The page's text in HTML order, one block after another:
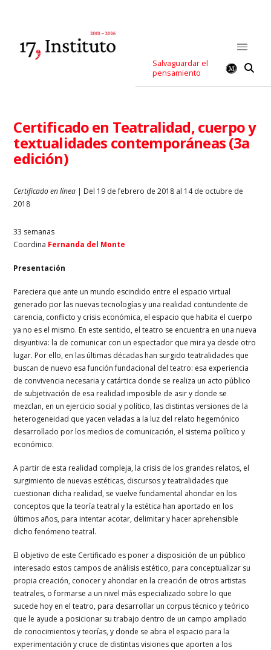
Salvaguardar el
pensamiento
Certificado en Teatralidad, cuerpo y
textualidades contemporáneas (3a
edición)
Certificado en línea | Del 19 de febrero de 2018 al 14 de octubre de
2018
33 semanas
Coordina Fernanda del Monte
Presentación
Pareciera que ante un mundo escindido entre el espacio virtual
generado por las nuevas tecnologías y una realidad contundente de
carencia, conflicto y crisis económica, el espacio que habita el cuerpo
ya no es el mismo. En este sentido, el teatro se encuentra en una nueva
disyuntiva: la de comunicar con un espectador que mira ya desde otro
lugar. Por ello, en las últimas décadas han surgido teatralidades que
buscan de nuevo esa función fundacional del teatro: esa experiencia
de convivencia necesaria y catártica donde se realiza un acto público
de subjetivación de esa realidad imposible de asir y donde se
mezclan, en un ejercicio social y político, las distintas versiones de la
heterogeneidad que yacen veladas a la luz del relato hegemónico
desarrollado por los medios de comunicación, el sistema político y
económico.
A partir de esta realidad compleja, la crisis de los grandes relatos, el
surgimiento de nuevas estéticas, discursos y teatralidades que
cuestionan dicha realidad, se vuelve fundamental ahondar en los
conceptos que la teoría teatral y la estética han aportado en los
últimos años, para intentar acotar, delimitar y hacer aprehensible
dicho fenómeno teatral.
El objetivo de este Certificado es poner a disposición de un público
interesado estos campos de análisis estético, para conceptualizar su
propia creación, conocer y ahondar en la creación de otros artistas
teatrales, o formarse a un nivel más especializado sobre lo que
sucede hoy en el teatro, para desarrollar un corpus técnico y teórico
que le ayude a posicionar su trabajo dentro de un campo ampliado
de conocimientos y teorías, y donde se abra el espacio para la
experimentación y cruce de distintas visiones que aporten a los